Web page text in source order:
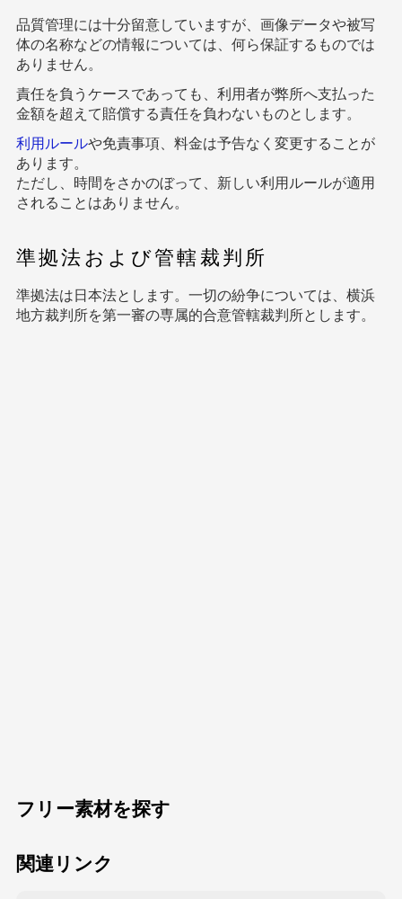
品質管理には十分留意していますが、画像データや被写
体の名称などの情報については、何ら保証するものでは
ありません。
責任を負うケースであっても、利用者が弊所へ支払った
金額を超えて賠償する責任を負わないものとします。
利用ルールや免責事項、料金は予告なく変更することが
あります。
ただし、時間をさかのぼって、新しい利用ルールが適用
されることはありません。
準拠法および管轄裁判所
準拠法は日本法とします。一切の紛争については、横浜
地方裁判所を第一審の専属的合意管轄裁判所とします。
フリー素材を探す
関連リンク